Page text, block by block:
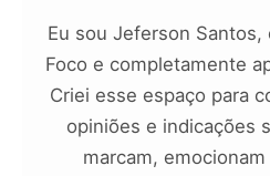
Eu sou Jeferson
Foco e completamente
Criei esse espaço para
opiniões e indicações
marcam,